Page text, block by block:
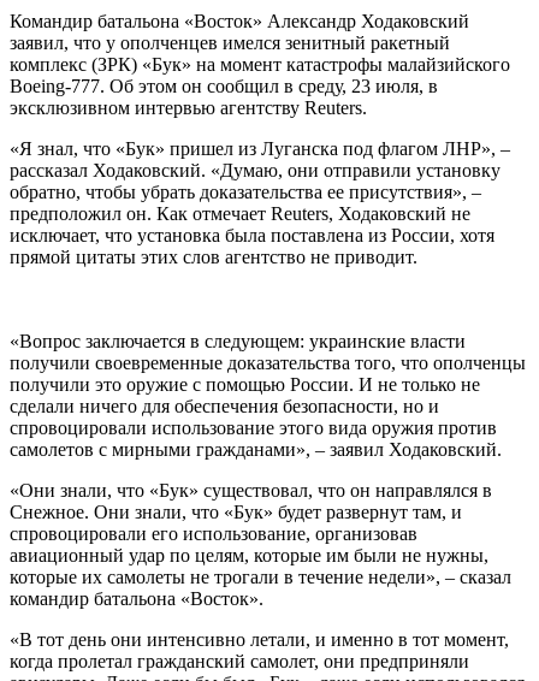
Командир батальона «Восток» Александр Ходаковский
заявил, что у ополченцев имелся зенитный ракетный
комплекс (ЗРК) «Бук» на момент катастрофы малайзийского
Boeing-777. Об этом он сообщил в среду, 23 июля, в
эксклюзивном интервью агентству Reuters.
«Я знал, что «Бук» пришел из Луганска под флагом ЛНР», –
рассказал Ходаковский. «Думаю, они отправили установку
обратно, чтобы убрать доказательства ее присутствия», –
предположил он. Как отмечает Reuters, Ходаковский не
исключает, что установка была поставлена из России, хотя
прямой цитаты этих слов агентство не приводит.
«Вопрос заключается в следующем: украинские власти
получили своевременные доказательства того, что ополченцы
получили это оружие с помощью России. И не только не
сделали ничего для обеспечения безопасности, но и
спровоцировали использование этого вида оружия против
самолетов с мирными гражданами», – заявил Ходаковский.
«Они знали, что «Бук» существовал, что он направлялся в
Снежное. Они знали, что «Бук» будет развернут там, и
спровоцировали его использование, организовав
авиационный удар по целям, которые им были не нужны,
которые их самолеты не трогали в течение недели», – сказал
командир батальона «Восток».
«В тот день они интенсивно летали, и именно в тот момент,
когда пролетал гражданский самолет, они предприняли